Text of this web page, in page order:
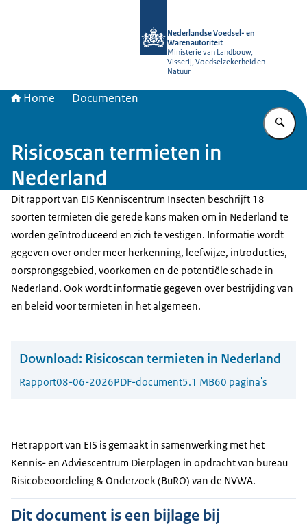
Nederlandse Voedsel- en
Warenautoriteit
Ministerie van Landbouw,
Visserij, Voedselzekerheid en
Natuur
Home Documenten
Risicoscan termieten in
Nederland
Dit rapport van EIS Kenniscentrum Insecten beschrijft 18
soorten termieten die gerede kans maken om in Nederland te
worden geïntroduceerd en zich te vestigen. Informatie wordt
gegeven over onder meer herkenning, leefwijze, introducties,
oorsprongsgebied, voorkomen en de potentiële schade in
Nederland. Ook wordt informatie gegeven over bestrijding van
en beleid voor termieten in het algemeen.
Download: Risicoscan termieten in Nederland
Rapport08-06-2026PDF-document5.1 MB60 pagina's
Het rapport van EIS is gemaakt in samenwerking met het
Kennis- en Adviescentrum Dierplagen in opdracht van bureau
Risicobeoordeling & Onderzoek (BuRO) van de NVWA.
Dit document is een bijlage bij